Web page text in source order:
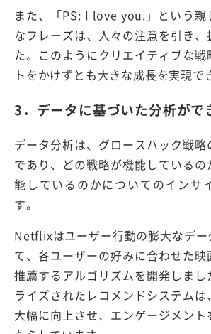
また、「PS: I love you.」という親
なフレーズは、人々の注意を引き、
た。このようにクリエイティブな
トをかけずとも大きな成長を実現で
3．データに基づいた分析がで
データ分析は、グロースハック戦
であり、どの戦略が機能している
能しているのかについてのインサ
す。
Netflixはユーザー行動の膨大なデー
て、各ユーザーの好みに合わせた映
推薦するアルゴリズムを開発しまし
ライズされたレコメンドシステムは
大幅に向上させ、エンゲージメント